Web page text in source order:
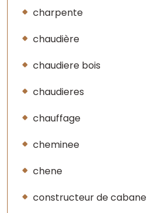
charpente
chaudière
chaudiere bois
chaudieres
chauffage
cheminee
chene
constructeur de cabane